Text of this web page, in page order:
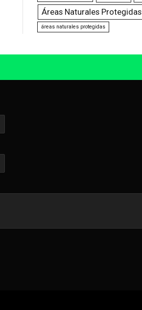
Áreas Naturales Protegidas
áreas naturales protegidas